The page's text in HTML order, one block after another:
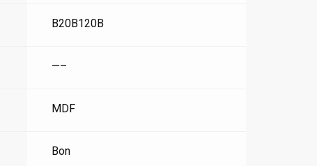
B20B120B
—–
MDF
Bon